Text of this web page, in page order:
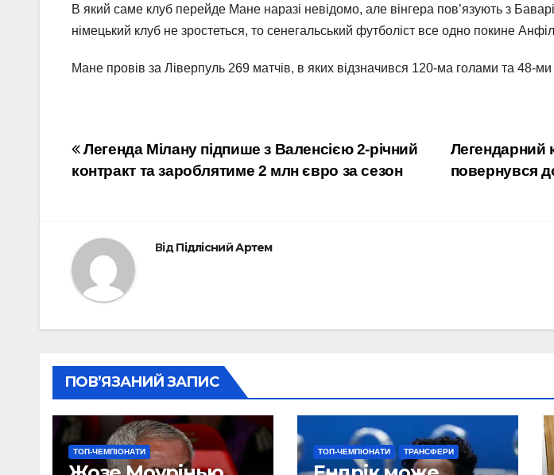
В який саме клуб перейде Мане наразі невідомо, але вінгера пов’язують з
німецький клуб не зростеться, то сенегальський футболіст все одно покине
Мане провів за Ліверпуль 269 матчів, в яких відзначився 120-ма голами та 48-
Навігація
записів
Легендарний
повернувся
Легенда Мілану підпише з Валенсією 2-річний
контракт та зароблятиме 2 млн євро за сезон
ВідПідлісний Артем
ПОВ’ЯЗАНИЙ ЗАПИС
ТОП-ЧЕМПІОНАТИ ТОП-ЧЕМПІОНАТИ ТРАНСФЕРИ